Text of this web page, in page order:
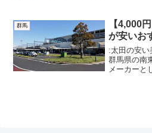
すすめで
れぞれ紹介
群馬
【4,000
が安いお
:太田の安い
群馬県の南
メーカーと
膝元とし
バル最中」